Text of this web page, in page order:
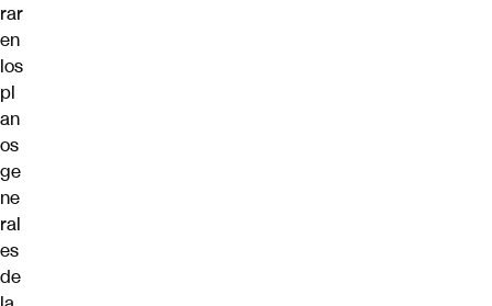
rar
en
los
pl
an
os
ge
ne
ral
es
de